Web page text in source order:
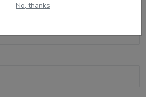
No, thanks